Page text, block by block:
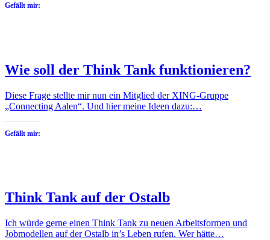
Gefällt mir:
Wie soll der Think Tank funktionieren?
Diese Frage stellte mir nun ein Mitglied der XING-Gruppe
„Connecting Aalen“. Und hier meine Ideen dazu:…
Gefällt mir:
Think Tank auf der Ostalb
Ich würde gerne einen Think Tank zu neuen Arbeitsformen und
Jobmodellen auf der Ostalb in’s Leben rufen. Wer hätte…